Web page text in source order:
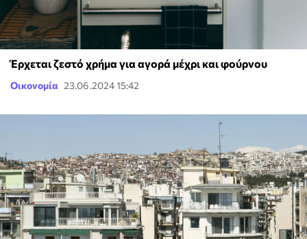
Έρχεται ζεστό χρήμα για αγορά μέχρι και φούρνου
Οικονομία 23.06.2024 15:42